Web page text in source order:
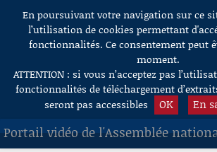
Aller au contenu
En poursuivant votre navigation sur ce
l’utilisation de cookies permettant
fonctionnalités. Ce consentement peut
moment.
ATTENTION : si vous n’acceptez pas
fonctionnalités de téléchargement
seront pas accessibles
OK En
Portail vidéo de l'Assemblée